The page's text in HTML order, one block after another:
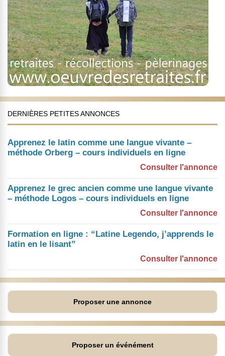
DERNIÈRES PETITES ANNONCES
Apprenez le latin comme une langue vivante –
méthode Orberg – cours individuels en ligne
Consulter l'annonce
Apprenez le grec ancien comme une langue vivante
– méthode Logos – cours individuels en ligne
Consulter l'annonce
Formation en ligne : “Latine Legendo, j’apprends le
latin en le lisant”
Consulter l'annonce
Proposer une annonce
Proposer un événément